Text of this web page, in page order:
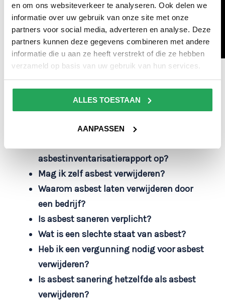
en om ons websiteverkeer te analyseren. Ook delen we
informatie over uw gebruik van onze site met onze
partners voor social media, adverteren en analyse. Deze
partners kunnen deze gegevens combineren met andere
informatie die u aan ze heeft verstrekt of die ze hebben
verzameld op basis van uw gebruik van hun services.
ALLES TOESTAAN
AANPASSEN
Andere vragen in deze categorie
Wat is een asbestsanering?
Wat kost asbest verwijderen?
asbestinventarisatierapport op?
Mag ik zelf asbest verwijderen?
Waarom asbest laten verwijderen door
een bedrijf?
Is asbest saneren verplicht?
Wat is een slechte staat van asbest?
Heb ik een vergunning nodig voor asbest
verwijderen?
Is asbest sanering hetzelfde als asbest
verwijderen?